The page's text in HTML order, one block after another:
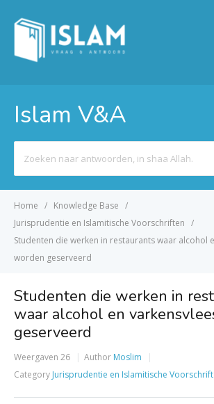
Islam V&A
For
Home
Knowledge Base
Jurisprudentie en Islamitische Voorschriften
Studenten die werken in restaurants waar alcohol
worden geserveerd
Studenten die werken in
waar alcohol en
geserveerd
Weergaven 26 Author Moslim
Category Jurisprudentie en Islamitische